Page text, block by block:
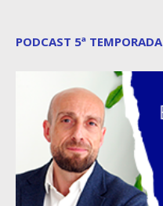
PODCAST 5ª TEMPORADA